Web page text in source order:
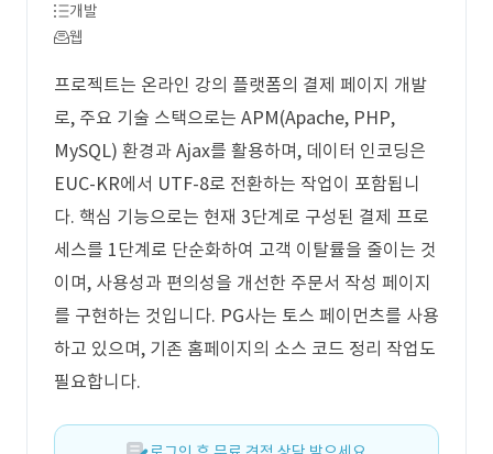
개발
웹
프로젝트는 온라인 강의 플랫폼의 결제 페이지 개발
로, 주요 기술 스택으로는 APM(Apache, PHP,
MySQL) 환경과 Ajax를 활용하며, 데이터 인코딩은
EUC-KR에서 UTF-8로 전환하는 작업이 포함됩니
다. 핵심 기능으로는 현재 3단계로 구성된 결제 프로
세스를 1단계로 단순화하여 고객 이탈률을 줄이는 것
이며, 사용성과 편의성을 개선한 주문서 작성 페이지
를 구현하는 것입니다. PG사는 토스 페이먼츠를 사용
하고 있으며, 기존 홈페이지의 소스 코드 정리 작업도
필요합니다.